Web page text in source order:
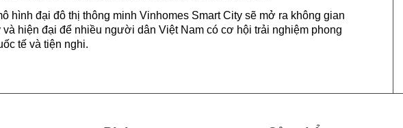
hình đại đô thị thông minh Vinhomes Smart City sẽ mở ra không gian
và hiện đại để nhiều người dân Việt Nam có cơ hội trải nghiệm phong
tế và tiện nghi.